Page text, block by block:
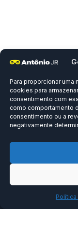
Para proporcionar
cookies para
consentimento com
como comportamento
consentimento ou a
negativamente